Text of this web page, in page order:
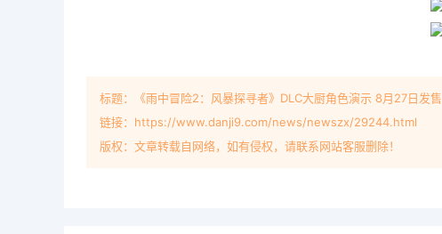
标题：《雨中冒险2：风暴探寻者》DLC大厨角色演示 8月27日发售
链接：https://www.danji9.com/news/newszx/29244.html
版权：文章转载自网络，如有侵权，请联系网站客服删除！